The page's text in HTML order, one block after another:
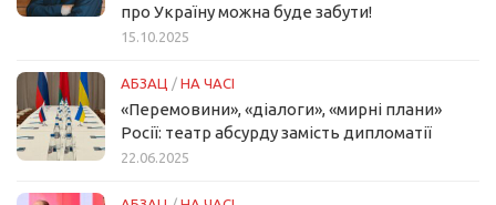
про Україну можна буде забути!
15.10.2025
АБЗАЦ / НА ЧАСІ
«Перемовини», «діалоги», «мирні плани»
Росії: театр абсурду замість дипломатії
22.06.2025